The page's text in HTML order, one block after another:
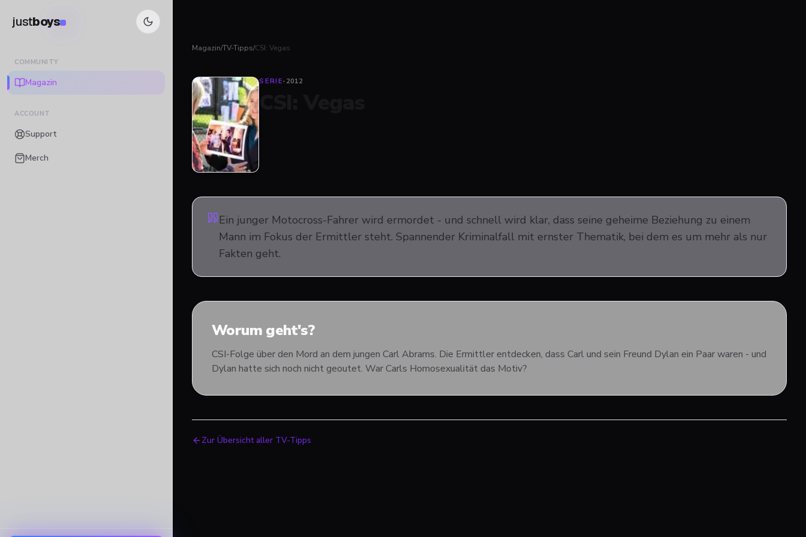
justboys
COMMUNITY
Magazin
ACCOUNT
Support
Merch
Magazin/TV-Tipps/CSI: Vegas
SERIE· 2012
Ein junger Motocross-Fahrer wird ermordet - und schnell wird klar, dass seine geheime Beziehung zu einem
Mann im Fokus der Ermittler steht. Spannender Kriminalfall mit ernster Thematik, bei dem es um mehr als nur
Fakten geht.
Worum geht's?
CSI-Folge über den Mord an dem jungen Carl Abrams. Die Ermittler entdecken, dass Carl und sein Freund Dylan ein Paar waren - und
Dylan hatte sich noch nicht geoutet. War Carls Homosexualität das Motiv?
Zur Übersicht aller TV-Tipps